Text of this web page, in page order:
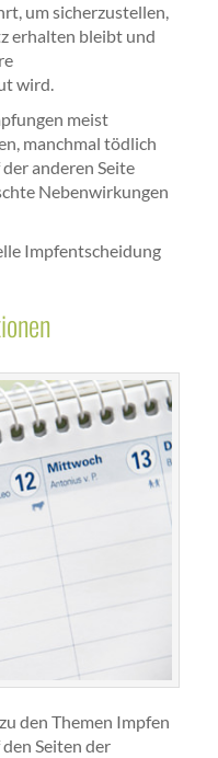
um sicherzustellen,
erhalten bleibt und
wird.
meist
manchmal tödlich
anderen Seite
Nebenwirkungen
Impfentscheidung
den Themen Impfen
Seiten der